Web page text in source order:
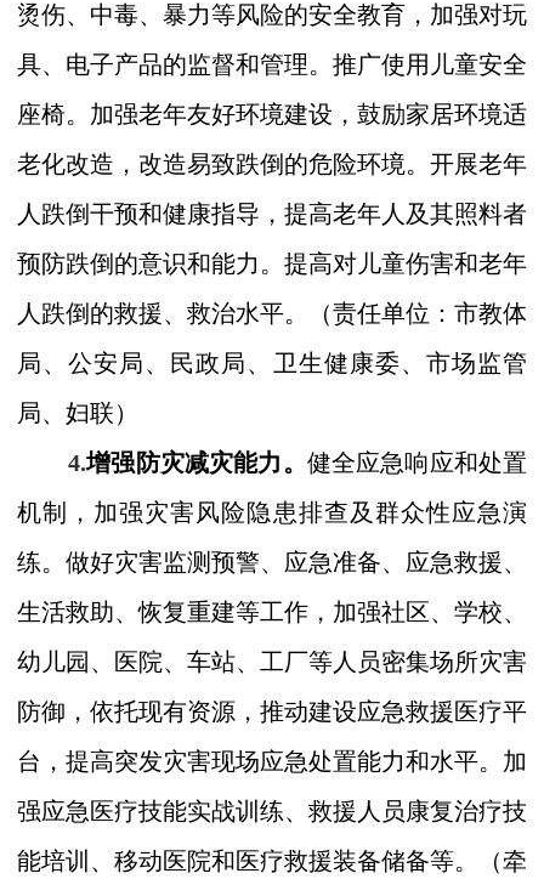
烫伤、中毒、暴力等风险的安全教育，加强对玩
具、电子产品的监督和管理。推广使用儿童安全
座椅。加强老年友好环境建设，鼓励家居环境适
老化改造，改造易致跌倒的危险环境。开展老年
人跌倒干预和健康指导，提高老年人及其照料者
预防跌倒的意识和能力。提高对儿童伤害和老年
人跌倒的救援、救治水平。
（责任单位：市教体
局、公安局、民政局、卫生健康委、市场监管
局、妇联）
4.增强防灾减灾能力。 健全应急响应和处置
机制，加强灾害风险隐患排查及群众性应急演
练。做好灾害监测预警、应急准备、应急救援、
生活救助、恢复重建等工作，加强社区、学校、
幼儿园、医院、车站、工厂等人员密集场所灾害
防御，依托现有资源，推动建设应急救援医疗平
台，提高突发灾害现场应急处置能力和水平。加
强应急医疗技能实战训练、救援人员康复治疗技
能培训、移动医院和医疗救援装备储备等。
（牵